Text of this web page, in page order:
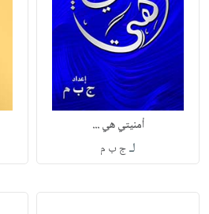
أمنيتي هي ...
لـج ب م